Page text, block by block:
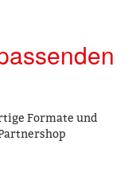
Formate und